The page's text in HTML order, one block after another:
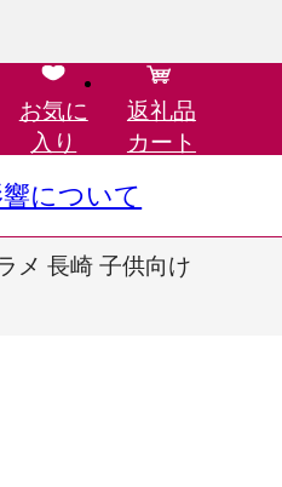
お気に
入り
返礼品
カート
について
メ 長崎 子供向け